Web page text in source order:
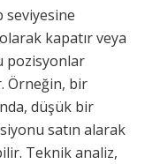
seviyesine
kapatır veya
pozisyonlar
Örneğin, bir
düşük bir
satın alarak
Teknik analiz,